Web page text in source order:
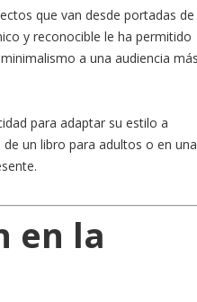
que van desde portadas de
y reconocible le ha permitido
a una audiencia más
para adaptar su estilo a
un libro para adultos o en una
en la